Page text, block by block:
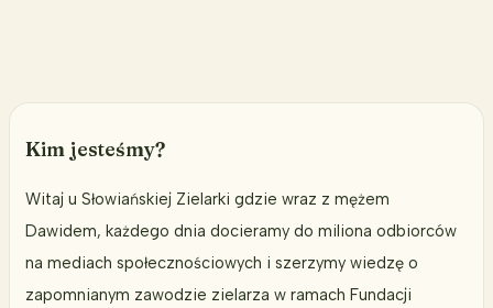
Kim jesteśmy?
Witaj u Słowiańskiej Zielarki gdzie wraz z mężem
Dawidem, każdego dnia docieramy do miliona odbiorców
na mediach społecznościowych i szerzymy wiedzę o
zapomnianym zawodzie zielarza w ramach Fundacji